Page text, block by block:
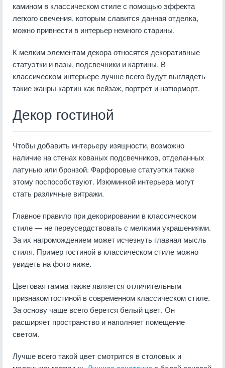
камином в классическом стиле с помощью эффекта
легкого свечения, которым славится данная отделка,
можно привнести в интерьер немного старины.
К мелким элементам декора относятся декоративные
статуэтки и вазы, подсвечники и картины. В
классическом интерьере лучше всего будут выглядеть
такие жанры картин как пейзаж, портрет и натюрморт.
Декор гостиной
Чтобы добавить интерьеру изящности, возможно
наличие на стенах кованых подсвечников, отделанных
латунью или бронзой. Фарфоровые статуэтки также
этому поспособствуют. Изюминкой интерьера могут
стать различные витражи.
Главное правило при декорировании в классическом
стиле — не переусердствовать с мелкими украшениями.
За их нагромождением может исчезнуть главная мысль
стиля. Пример гостиной в классическом стиле можно
увидеть на фото ниже.
Цветовая гамма также является отличительным
признаком гостиной в современном классическом стиле.
За основу чаще всего берется белый цвет. Он
расширяет пространство и наполняет помещение
светом.
Лучше всего такой цвет смотрится в столовых и